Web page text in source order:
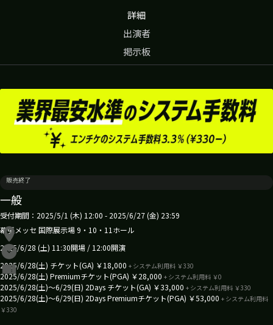
詳細
出演者
掲示板
販売終了
一般
受付期間：2025/5/1 (木) 12:00 - 2025/6/27 (金) 23:59
幕張メッセ 国際展示場 9・10・11ホール
2025/6/28 (土) 11:30開場 / 12:00開演
2025/6/28(土) チケット(GA) ￥18,000 + システム利用料 ￥330
2025/6/28(土) Premiumチケット(PGA) ￥28,000 + システム利用料 ￥0
2025/6/28(土)～6/29(日) 2Days チケット(GA) ￥33,000 + システム利用料 ￥330
2025/6/28(土)～6/29(日) 2Days Premiumチケット(PGA) ￥53,000 + システム利用料
￥330